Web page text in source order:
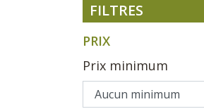
FILTRES
PRIX
Prix minimum